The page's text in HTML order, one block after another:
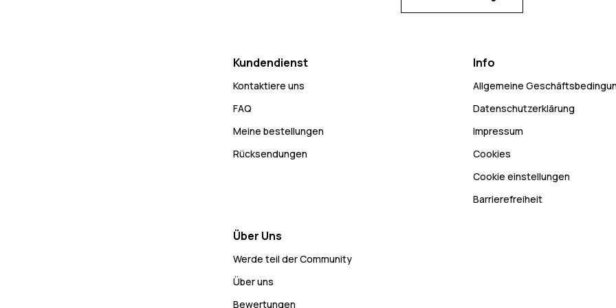
Kundendienst
Kontaktiere uns
FAQ
Meine bestellungen
Rücksendungen
Info
Allgemeine
Datenschutzerklärung
Impressum
Cookies
Cookie einstellungen
Barrierefreiheit
Über Uns
Werde teil der Community
Über uns
Bewertungen